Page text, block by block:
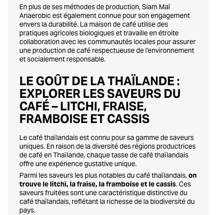
En plus de ses méthodes de production, Siam Maï
Anaerobic est également connue pour son engagement
envers la durabilité. La maison de café utilise des
pratiques agricoles biologiques et travaille en étroite
collaboration avec les communautés locales pour assurer
une production de café respectueuse de l’environnement
et socialement responsable.
LE GOÛT DE LA THAÏLANDE :
EXPLORER LES SAVEURS DU
CAFÉ – LITCHI, FRAISE,
FRAMBOISE ET CASSIS
Le café thaïlandais est connu pour sa gamme de saveurs
uniques. En raison de la diversité des régions productrices
de café en Thaïlande, chaque tasse de café thaïlandais
offre une expérience gustative unique.
Parmi les saveurs les plus notables du café thaïlandais,on
trouve le litchi, la fraise, la framboise et le cassis. Ces
saveurs fruitées sont une caractéristique distinctive du
café thaïlandais, reflétant la richesse de la biodiversité du
pays.